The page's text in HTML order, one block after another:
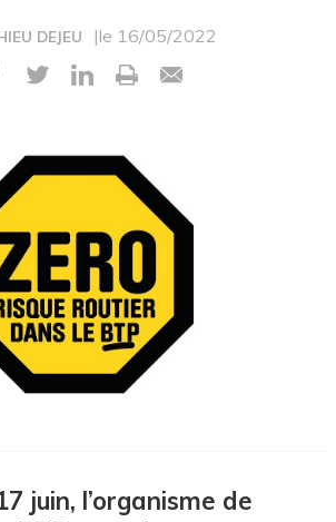
DEJEU |le 16/05/2022
juin, l’organisme de